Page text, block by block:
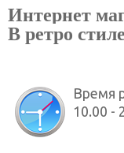
Интернет
В ретро
Время
10.00 -